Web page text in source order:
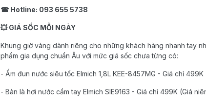
☎ Hotline: 093 655 5738
💥 GIÁ SỐC MỖI NGÀY
Khung giờ vàng dành riêng cho những khách hàng nhanh tay
phẩm gia dụng chuẩn Âu với mức giá sốc chưa từng có:
- Ấm đun nước siêu tốc Elmich 1,8L KEE-8457MG - Giá chỉ 499K
- Bàn là hơi nước cầm tay Elmich SIE9163 - Giá chỉ 499K (Giá